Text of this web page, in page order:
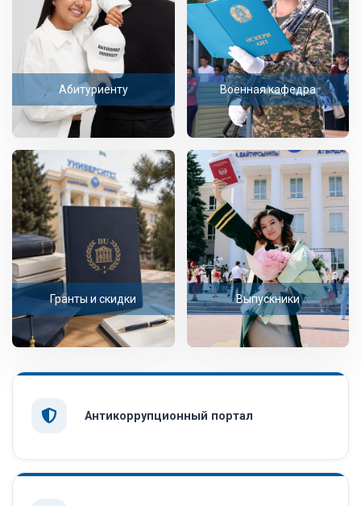
Абитуриенту Военная кафедра
Гранты и скидки Выпускники
Антикоррупционный портал